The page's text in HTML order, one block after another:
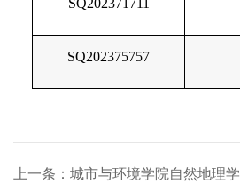
SQ202371711
SQ202375757
上一条：城市与环境学院自然地理